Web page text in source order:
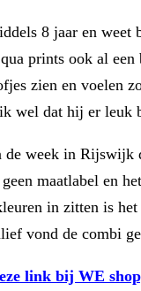
8 jaar en weet
prints ook al
zien en voelen
wel dat hij er leuk
week in Rijswijk
maatlabel en
in zitten is
vond de combi
link bij WE